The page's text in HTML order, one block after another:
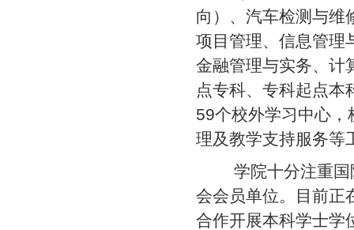
向）、汽车检测与维
项目管理、信息管理
金融管理与实务、计
点专科、专科起点本
59个校外学习中心
理及教学支持服务等
学院十分注重国
会会员单位。目前正
合作开展本科学士学